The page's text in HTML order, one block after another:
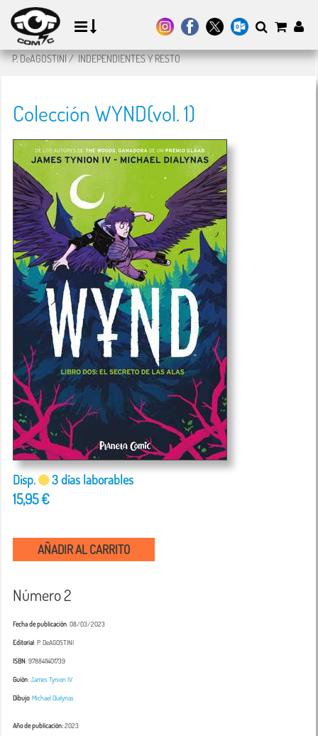
P. DeAGOSTINI/INDEPENDIENTES Y RESTO
Colección WYND(vol. 1)
Disp. 3 días laborables
15,95 €
AÑADIR AL CARRITO
Número 2
Fecha de publicación: 08/03/2023
Editorial: P. DeAGOSTINI
ISBN: 9788411401739
Guión:James Tynion IV
Dibujo:Michael Dialynas
Año de publicación:2023